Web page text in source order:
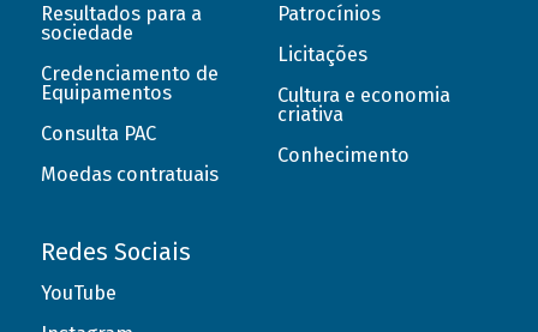
Resultados para a
sociedade
Credenciamento de
Equipamentos
Consulta PAC
Moedas contratuais
Patrocínios
Licitações
Cultura e economia
criativa
Conhecimento
Redes Sociais
YouTube